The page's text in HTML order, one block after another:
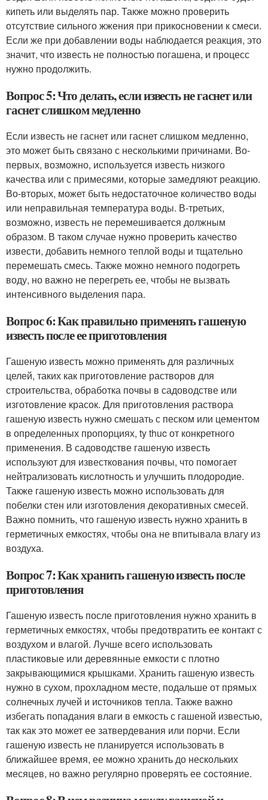
кипеть или выделять пар. Также можно проверить
отсутствие сильного жжения при прикосновении к смеси.
Если же при добавлении воды наблюдается реакция, это
значит, что известь не полностью погашена, и процесс
нужно продолжить.
Вопрос 5: Что делать, если известь не гаснет или
гаснет слишком медленно
Если известь не гаснет или гаснет слишком медленно,
это может быть связано с несколькими причинами. Во-
первых, возможно, используется известь низкого
качества или с примесями, которые замедляют реакцию.
Во-вторых, может быть недостаточное количество воды
или неправильная температура воды. В-третьих,
возможно, известь не перемешивается должным
образом. В таком случае нужно проверить качество
извести, добавить немного теплой воды и тщательно
перемешать смесь. Также можно немного подогреть
воду, но важно не перегреть ее, чтобы не вызвать
интенсивного выделения пара.
Вопрос 6: Как правильно применять гашеную
известь после ее приготовления
Гашеную известь можно применять для различных
целей, таких как приготовление растворов для
строительства, обработка почвы в садоводстве или
изготовление красок. Для приготовления раствора
гашеную известь нужно смешать с песком или цементом
в определенных пропорциях, ty thuc от конкретного
применения. В садоводстве гашеную известь
используют для известкования почвы, что помогает
нейтрализовать кислотность и улучшить плодородие.
Также гашеную известь можно использовать для
побелки стен или изготовления декоративных смесей.
Важно помнить, что гашеную известь нужно хранить в
герметичных емкостях, чтобы она не впитывала влагу из
воздуха.
Вопрос 7: Как хранить гашеную известь после
приготовления
Гашеную известь после приготовления нужно хранить в
герметичных емкостях, чтобы предотвратить ее контакт с
воздухом и влагой. Лучше всего использовать
пластиковые или деревянные емкости с плотно
закрывающимися крышками. Хранить гашеную известь
нужно в сухом, прохладном месте, подальше от прямых
солнечных лучей и источников тепла. Также важно
избегать попадания влаги в емкость с гашеной известью,
так как это может ее затвердевания или порчи. Если
гашеную известь не планируется использовать в
ближайшее время, ее можно хранить до нескольких
месяцев, но важно регулярно проверять ее состояние.